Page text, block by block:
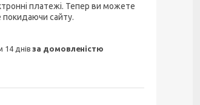
платежі. Тепер ви можете
покидаючи сайту.
14 днівза домовленістю